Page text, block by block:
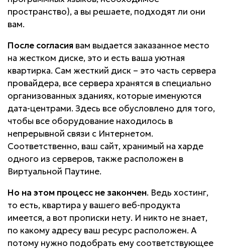
пространство), а вы решаете, подходят ли они
вам.
После согласия вам выдается заказанное место
на жестком диске, это и есть ваша уютная
квартирка. Сам жесткий диск – это часть сервера
провайдера, все сервера хранятся в специально
организованных зданиях, которые именуются
дата-центрами. Здесь все обусловлено для того,
чтобы все оборудование находилось в
непрерывной связи с Интернетом.
Соответственно, ваш сайт, хранимый на харде
одного из серверов, также расположен в
Виртуальной Паутине.
Но на этом процесс не закончен. Ведь хостинг,
то есть, квартира у вашего веб-продукта
имеется, а вот прописки нету. И никто не знает,
по какому адресу ваш ресурс расположен. А
потому нужно подобрать ему соответствующее